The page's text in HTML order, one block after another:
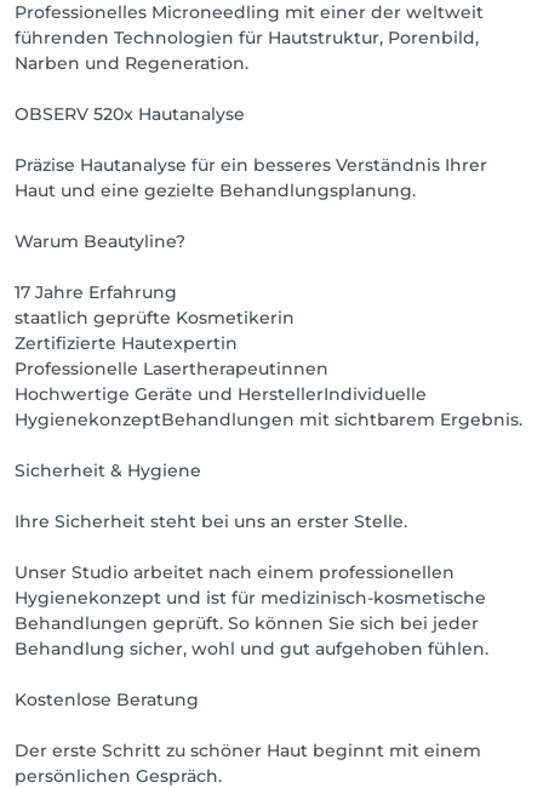
Professionelles Microneedling mit einer der weltweit
führenden Technologien für Hautstruktur, Porenbild,
Narben und Regeneration.
OBSERV 520x Hautanalyse
Präzise Hautanalyse für ein besseres Verständnis Ihrer
Haut und eine gezielte Behandlungsplanung.
Warum Beautyline?
17 Jahre Erfahrung
staatlich geprüfte Kosmetikerin
Zertifizierte Hautexpertin
Professionelle Lasertherapeutinnen
Hochwertige Geräte und HerstellerIndividuelle
HygienekonzeptBehandlungen mit sichtbarem Ergebnis.
Sicherheit & Hygiene
Ihre Sicherheit steht bei uns an erster Stelle.
Unser Studio arbeitet nach einem professionellen
Hygienekonzept und ist für medizinisch-kosmetische
Behandlungen geprüft. So können Sie sich bei jeder
Behandlung sicher, wohl und gut aufgehoben fühlen.
Kostenlose Beratung
Der erste Schritt zu schöner Haut beginnt mit einem
persönlichen Gespräch.